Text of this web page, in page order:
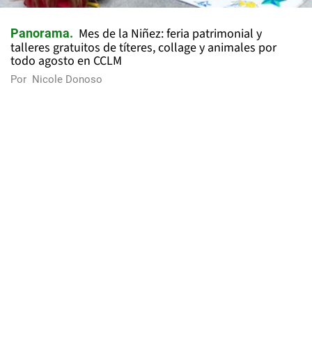
Panorama
Mes de la Niñez: feria patrimonial y
talleres gratuitos de títeres, collage y animales por
todo agosto en CCLM
Por Nicole Donoso